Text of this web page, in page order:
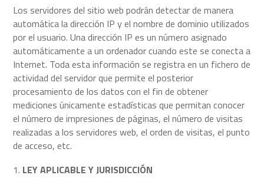
Los servidores del sitio web podrán detectar de manera
automática la dirección IP y el nombre de dominio utilizados
por el usuario. Una dirección IP es un número asignado
automáticamente a un ordenador cuando este se conecta a
Internet. Toda esta información se registra en un fichero de
actividad del servidor que permite el posterior
procesamiento de los datos con el fin de obtener
mediciones únicamente estadísticas que permitan conocer
el número de impresiones de páginas, el número de visitas
realizadas a los servidores web, el orden de visitas, el punto
de acceso, etc.
LEY APLICABLE Y JURISDICCIÓN